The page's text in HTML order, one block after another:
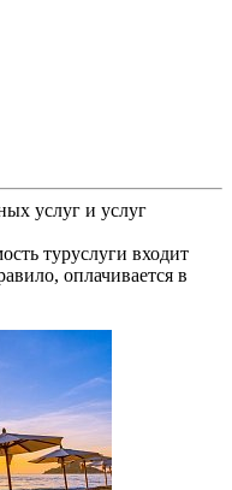
услуг и услуг
туруслуги входит
оплачивается в